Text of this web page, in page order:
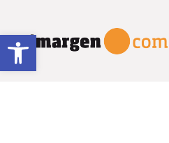
Abrir barra de herramientas